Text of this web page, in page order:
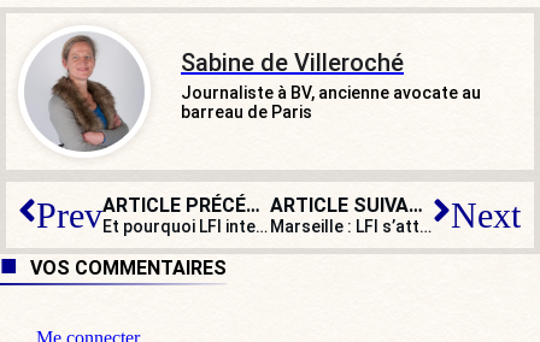
Sabine de Villeroché
Journaliste à BV, ancienne avocate au
barreau de Paris
Prev ARTICLE PRÉCÉDENT
Et pourquoi LFI interdirait-elle à J.D. Vance de faire le pèlerinage de Chartres ?
ARTICLE SUIVANT
Marseille : LFI s’attaque au symbole de la Bonne Mère Next
VOS COMMENTAIRES